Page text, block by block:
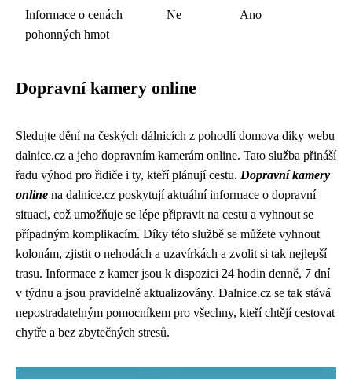
Informace o cenách
pohonných hmot
Ne Ano
Dopravní kamery online
Sledujte dění na českých dálnicích z pohodlí domova díky webu
dalnice.cz a jeho dopravním kamerám online. Tato služba přináší
řadu výhod pro řidiče i ty, kteří plánují cestu. Dopravní kamery
online na dalnice.cz poskytují aktuální informace o dopravní
situaci, což umožňuje se lépe připravit na cestu a vyhnout se
případným komplikacím. Díky této službě se můžete vyhnout
kolonám, zjistit o nehodách a uzavírkách a zvolit si tak nejlepší
trasu. Informace z kamer jsou k dispozici 24 hodin denně, 7 dní
v týdnu a jsou pravidelně aktualizovány. Dalnice.cz se tak stává
nepostradatelným pomocníkem pro všechny, kteří chtějí cestovat
chytře a bez zbytečných stresů.